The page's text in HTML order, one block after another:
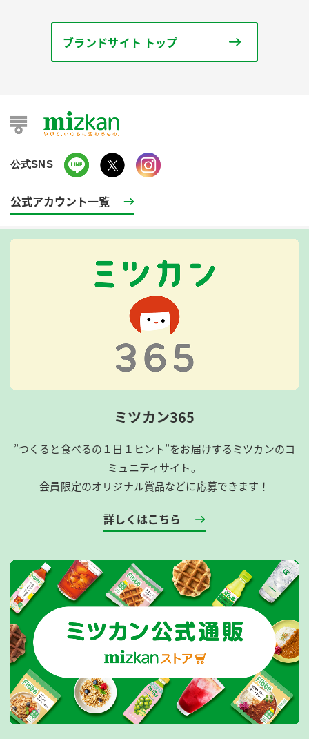
ブランドサイト トップ
公式SNS
公式アカウント一覧
ミツカン365
”つくると食べるの１日１ヒント”をお届けするミツカンのコ
ミュニティサイト。
会員限定のオリジナル賞品などに応募できます！
詳しくはこちら